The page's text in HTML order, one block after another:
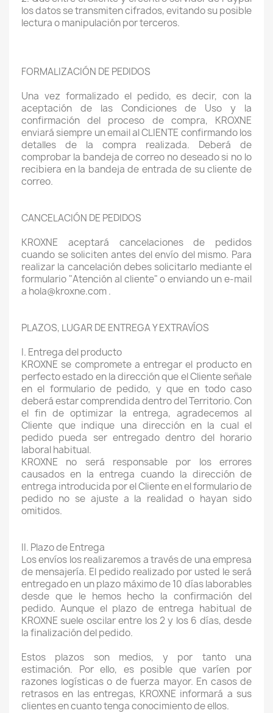
los datos se transmiten cifrados, evitando su posible
lectura o manipulación por terceros.
FORMALIZACIÓN DE PEDIDOS
Una vez formalizado el pedido, es decir, con la
aceptación de las Condiciones de Uso y la
confirmación del proceso de compra, KROXNE
enviará siempre un email al CLIENTE confirmando los
detalles de la compra realizada. Deberá de
comprobar la bandeja de correo no deseado si no lo
recibiera en la bandeja de entrada de su cliente de
correo.
CANCELACIÓN DE PEDIDOS
KROXNE aceptará cancelaciones de pedidos
cuando se soliciten antes del envío del mismo. Para
realizar la cancelación debes solicitarlo mediante el
formulario "Atención al cliente" o enviando un e-mail
a hola@kroxne.com .
PLAZOS, LUGAR DE ENTREGA Y EXTRAVÍOS
I. Entrega del producto
KROXNE se compromete a entregar el producto en
perfecto estado en la dirección que el Cliente señale
en el formulario de pedido, y que en todo caso
deberá estar comprendida dentro del Territorio. Con
el fin de optimizar la entrega, agradecemos al
Cliente que indique una dirección en la cual el
pedido pueda ser entregado dentro del horario
laboral habitual.
KROXNE no será responsable por los errores
causados en la entrega cuando la dirección de
entrega introducida por el Cliente en el formulario de
pedido no se ajuste a la realidad o hayan sido
omitidos.
II. Plazo de Entrega
Los envíos los realizaremos a través de una empresa
de mensajería. El pedido realizado por usted le será
entregado en un plazo máximo de 10 días laborables
desde que le hemos hecho la confirmación del
pedido. Aunque el plazo de entrega habitual de
KROXNE suele oscilar entre los 2 y los 6 días, desde
la finalización del pedido.
Estos plazos son medios, y por tanto una
estimación. Por ello, es posible que varíen por
razones logísticas o de fuerza mayor. En casos de
retrasos en las entregas, KROXNE informará a sus
clientes en cuanto tenga conocimiento de ellos.